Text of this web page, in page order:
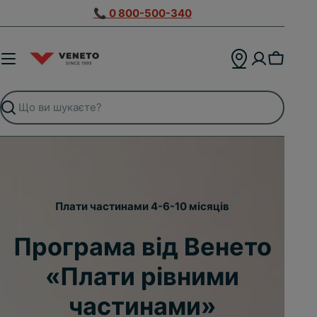
до
📞 0 800-500-340
Пошук
Кошик
Програма для
молодят
Плати частинами 4-6-10 місяців
Програма від Венето
«Плати рівними
частинами»
Знижка -10% для
захисників
Ваше бачення. Наше партнерство.
Програма для
дизайнерів
Програма для
молодят